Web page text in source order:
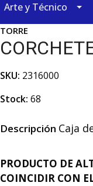
Arte y Técnico
TORRE
SKU: 2316000
Stock: 68
Descripción Caja
PRODUCTO DE
COINCIDIR CON